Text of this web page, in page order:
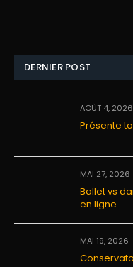
DERNIER POST
AOÛT 4, 2026
Présente
MAI 27, 2026
Ballet vs
en ligne
MAI 19, 2026